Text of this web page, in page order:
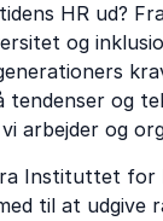
HR ud?
og
tendenser og
arbejder og
Instituttet for
til at udgive